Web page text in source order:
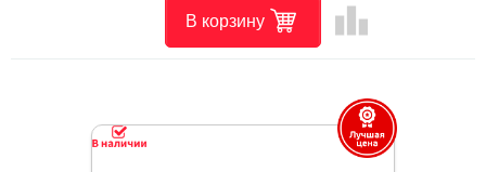
В корзину leaderboard